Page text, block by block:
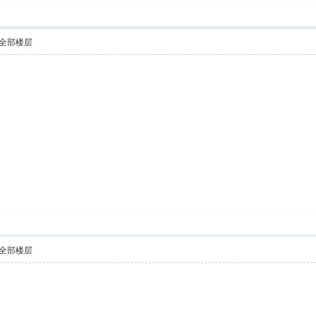
部楼层
部楼层